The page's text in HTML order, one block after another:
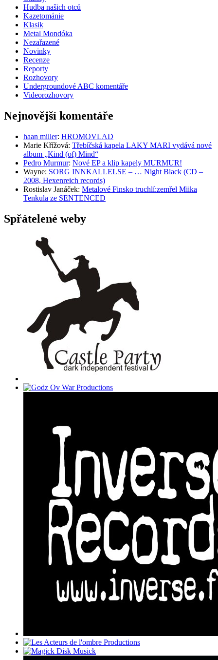
Hudba našich otců
Kazetománie
Klasik
Metal Mondóka
Nezařazené
Novinky
Recenze
Reporty
Rozhovory
Undergroundové ABC komentáře
Videorozhovory
Nejnovější komentáře
haan miller: HROMOVLAD
Marie Křížová: Třebíčská kapela LAKY MARI vydává nové
album „Kind (of) Mind“
Pedro Murmur: Nové EP a klip kapely MURMUR!
Wayne: SORG INNKALLELSE – … Night Black (CD –
2008, Hexenreich records)
Rostislav Janáček: Metalové Finsko truchlí:zemřel Miika
Tenkula ze SENTENCED
Spřátelené weby